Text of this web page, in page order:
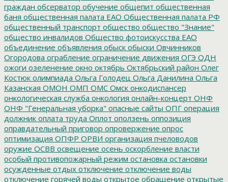
граждан обсерватор обучение общепит общественная
баня общественная палата ЕАО Общественная палата РФ
общественный транспорт общество общество "Знание"
общество инвалидов Общество фотоискусства ЕАО
объединение объявления обыск обыски Овчинников
Огородова ограбление ограничение движения ОГЭ ОДН
ожоги озеленение окно октябрь Октябрьский район Олег
Костюк олимпиада Ольга Голодец Ольга Данилина Ольга
Казанская ОМОН ОМП ОМС Омск онкодиспансер
онкологическая служба онкология онлайн-концерт ОНФ
ОНФ "Генеральная уборка" опасные сайты ОПГ операция
должник оплата труда Оплот оползень оппозиция
оправдательный приговор опровержение опрос
оптимизация ОПФР ОРВИ организация пчеловодов
оружие ОСВВ освещение осень оскорбление власти
особый противопожарный режим остановка остановки
осужденные отдых отключение отключение воды
отключение горячей воды открытое обращение открытые